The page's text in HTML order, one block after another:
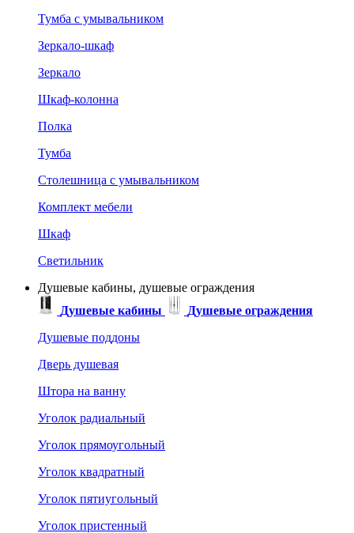
Тумба с умывальником
Зеркало-шкаф
Зеркало
Шкаф-колонна
Полка
Тумба
Столешница с умывальником
Комплект мебели
Шкаф
Светильник
Душевые кабины, душевые ограждения
Душевые кабины
Душевые ограждения
Душевые поддоны
Дверь душевая
Штора на ванну
Уголок радиальный
Уголок прямоугольный
Уголок квадратный
Уголок пятиугольный
Уголок пристенный